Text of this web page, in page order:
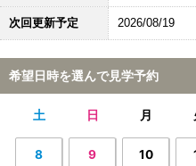
次回更新予定 2026/08/19
希望日時を選んで見学予約
土 日 月
8 9 10